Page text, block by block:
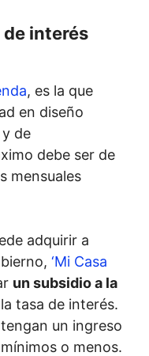
de interés
, es la que
en diseño
de
debe ser de
mensuales
adquirir a
‘Mi Casa
un subsidio a la
tasa de interés.
un ingreso
o menos.